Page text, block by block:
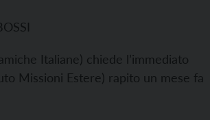
Italiane) chiede l’immediato
Missioni Estere) rapito un mese fa